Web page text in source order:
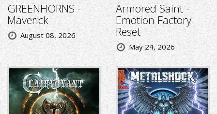
GREENHORNS -
Maverick
August 08, 2026
Armored Saint -
Emotion Factory
Reset
May 24, 2026